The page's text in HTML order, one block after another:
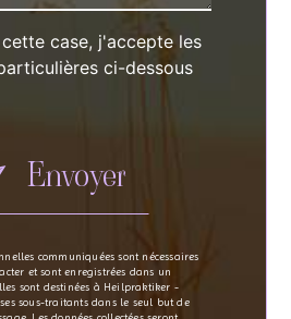
case, j'accepte les
ci-dessous
Envoyer
communiquées sont nécessaires
et sont enregistrées dans un
sont destinées à Heilpraktiker -
sous-traitants dans le seul but de